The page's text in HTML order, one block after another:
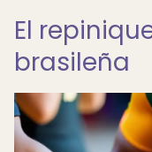
El
brasileña